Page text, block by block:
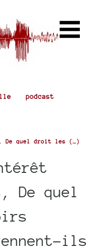
podcast
De quel droit les (…)
De quel
ils